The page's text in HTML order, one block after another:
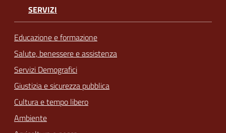
SERVIZI
Educazione e formazione
Salute, benessere e assistenza
Servizi Demografici
Giustizia e sicurezza pubblica
Cultura e tempo libero
Ambiente